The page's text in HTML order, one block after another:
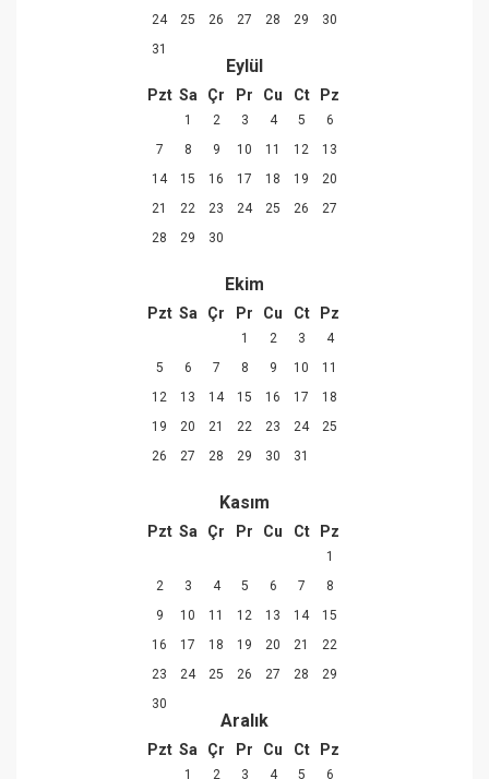
24
25 26 27 28 29
30
31
Eylül
Pzt Sa Çr Pr Cu Ct Pz
1 2 3 4 5
6
7
8 9 10 11 12
13
14
15 16 17 18 19
20
21
22 23 24 25 26
27
28
29 30
Ekim
Pzt Sa Çr Pr Cu Ct Pz
1 2 3
4
5
6 7 8 9 10
11
12
13 14 15 16 17
18
19
20 21 22 23 24
25
26
27 28 29 30 31
Kasım
Pzt Sa Çr Pr Cu Ct Pz
1
2
3 4 5 6 7
8
9
10 11 12 13 14
15
16
17 18 19 20 21
22
23
24 25 26 27 28
29
30
Aralık
Pzt Sa Çr Pr Cu Ct Pz
1 2 3 4 5
6